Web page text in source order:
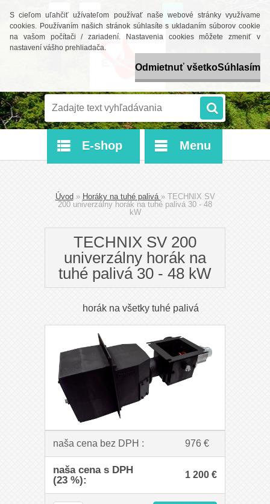
S cieľom uľahčiť užívateľom používať naše webové stránky využívame
cookies. Používaním našich stránok súhlasíte s ukladaním súborov cookie
na vašom počítači / zariadení. Nastavenia cookies môžete zmeniť v
nastavení vášho prehliadača.
Odmietnuť všetkoSúhlasím
0 ks / 0 €
E-shop Menu
Úvod » Horáky na tuhé palivá » TECHNIX SV
200 univerzálny horák na tuhé palivá 30 - 48
kW
TECHNIX SV 200
univerzálny horák na
tuhé palivá 30 - 48 kW
horák na všetky tuhé palivá
naša cena bez DPH : 976 €
naša cena s DPH
(23 %):
1 200 €